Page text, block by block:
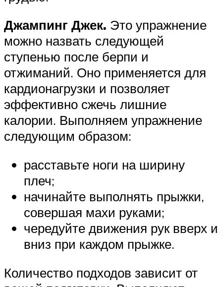
Джампинг Джек. Это упражнение
можно назвать следующей
ступенью после берпи и
отжиманий. Оно применяется для
кардионагрузки и позволяет
эффективно сжечь лишние
калории. Выполняем упражнение
следующим образом:
расставьте ноги на ширину
плеч;
начинайте выполнять прыжки,
совершая махи руками;
чередуйте движения рук вверх и
вниз при каждом прыжке.
Количество подходов зависит от